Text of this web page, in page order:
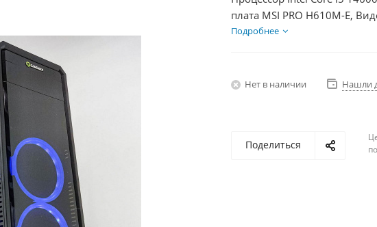
плата MSI PRO H610M-E,
SSD 500Гб + HDD 2Тб, БП
Подробнее
Нет в наличии Нашли
Поделиться